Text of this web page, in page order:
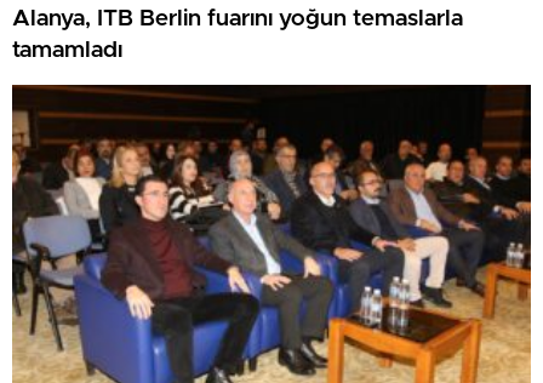
Alanya, ITB Berlin fuarını yoğun temaslarla
tamamladı